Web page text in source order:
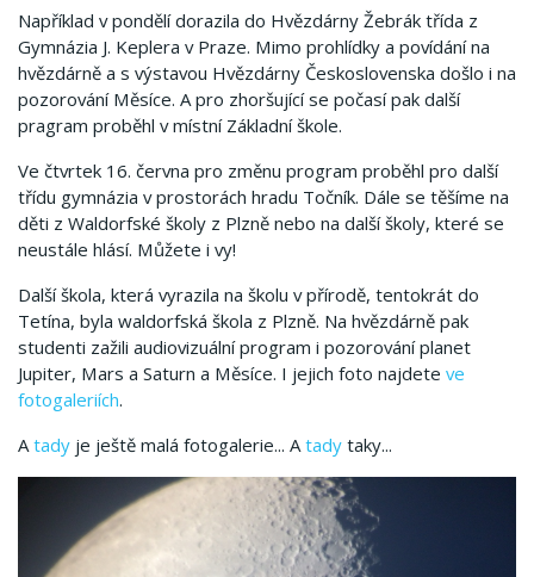
Například v pondělí dorazila do Hvězdárny Žebrák třída z
Gymnázia J. Keplera v Praze. Mimo prohlídky a povídání na
hvězdárně a s výstavou Hvězdárny Československa došlo i na
pozorování Měsíce. A pro zhoršující se počasí pak další
pragram proběhl v místní Základní škole.
Ve čtvrtek 16. června pro změnu program proběhl pro další
třídu gymnázia v prostorách hradu Točník. Dále se těšíme na
děti z Waldorfské školy z Plzně nebo na další školy, které se
neustále hlásí. Můžete i vy!
Další škola, která vyrazila na školu v přírodě, tentokrát do
Tetína, byla waldorfská škola z Plzně. Na hvězdárně pak
studenti zažili audiovizuální program i pozorování planet
Jupiter, Mars a Saturn a Měsíce. I jejich foto najdete ve
fotogaleriích.
Atady je ještě malá fotogalerie... Atady taky...